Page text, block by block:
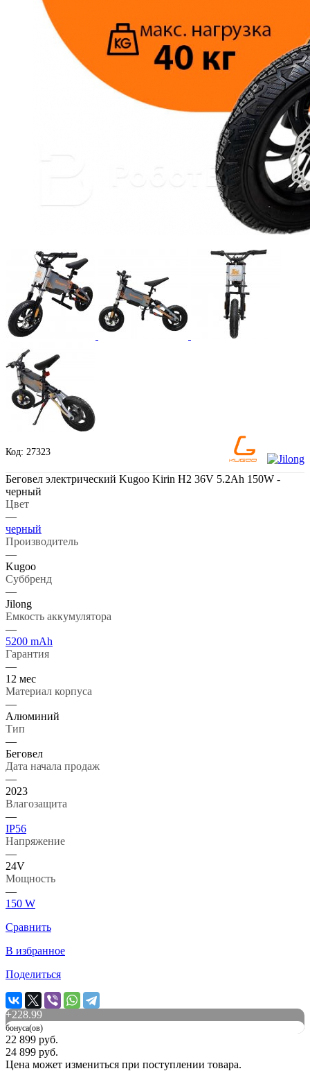
Код: 27323
Беговел электрический Kugoo Kirin H2 36V 5.2Ah 150W -
черный
Цвет
—
черный
Производитель
—
Kugoo
Суббренд
—
Jilong
Емкость аккумулятора
—
5200 mAh
Гарантия
—
12 мес
Материал корпуса
—
Алюминий
Тип
—
Беговел
Дата начала продаж
—
2023
Влагозащита
—
IP56
Напряжение
—
24V
Мощность
—
150 W
Сравнить
В избранное
Поделиться
+228.99
бонуса(ов)
22 899 руб.
24 899 руб.
Цена может измениться при поступлении товара.